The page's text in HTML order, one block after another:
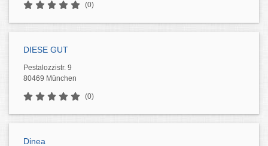
(0)
DIESE GUT
Pestalozzistr. 9
80469 München
(0)
Dinea